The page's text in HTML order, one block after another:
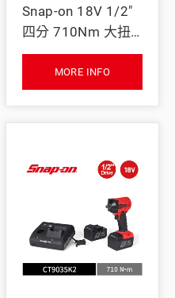
Snap-on 18V 1/2"
四分 710Nm 大扭
力無刷衝擊扳手
(Tool Only) (綠)
MORE INFO